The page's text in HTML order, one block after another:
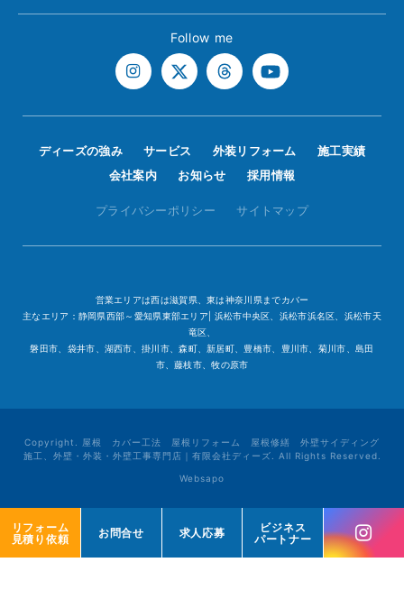
リフォーム
見積り依頼
お問合せ 求人応募
ビジネス
パートナー
リフォーム
見積り依頼
お問合せ 求人応募
ビジネス
パートナー
Follow me
ディーズの強み サービス 外装リフォーム
施工実績
会社案内
お知らせ 採用情報
プライバシーポリシー サイトマップ
営業エリアは西は滋賀県、東は神奈川県までカバー
主なエリア：静岡県西部～愛知県東部エリア| 浜松市中央区、浜松市浜名区、浜松市天
竜区、
磐田市、袋井市、湖西市、掛川市、森町、新居町、豊橋市、豊川市、菊川市、島田
市、藤枝市、牧の原市
Copyright. 屋根 カバー工法 屋根リフォーム 屋根修繕 外壁サイディング
施工、外壁・外装・外壁工事専門店｜有限会社ディーズ. All Rights Reserved.
Websapo